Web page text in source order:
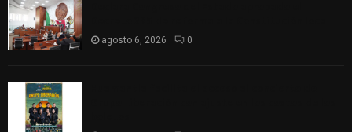
agosto 6, 2026 0